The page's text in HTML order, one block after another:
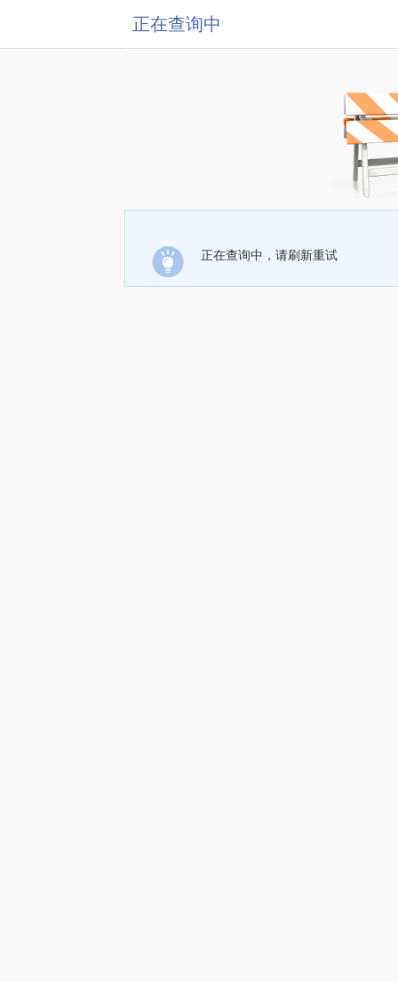
正在查询中
正在查询中，请刷新重试